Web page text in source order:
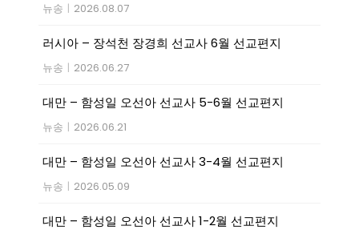
뉴송 | 2026.08.07
러시아 – 장석천 장경희 선교사 6월 선교편지
뉴송 | 2026.06.27
대만 – 함성일 오선아 선교사 5-6월 선교편지
뉴송 | 2026.06.21
대만 – 함성일 오선아 선교사 3-4월 선교편지
뉴송 | 2026.05.09
대만 – 함성일 오선아 선교사 1-2월 선교편지